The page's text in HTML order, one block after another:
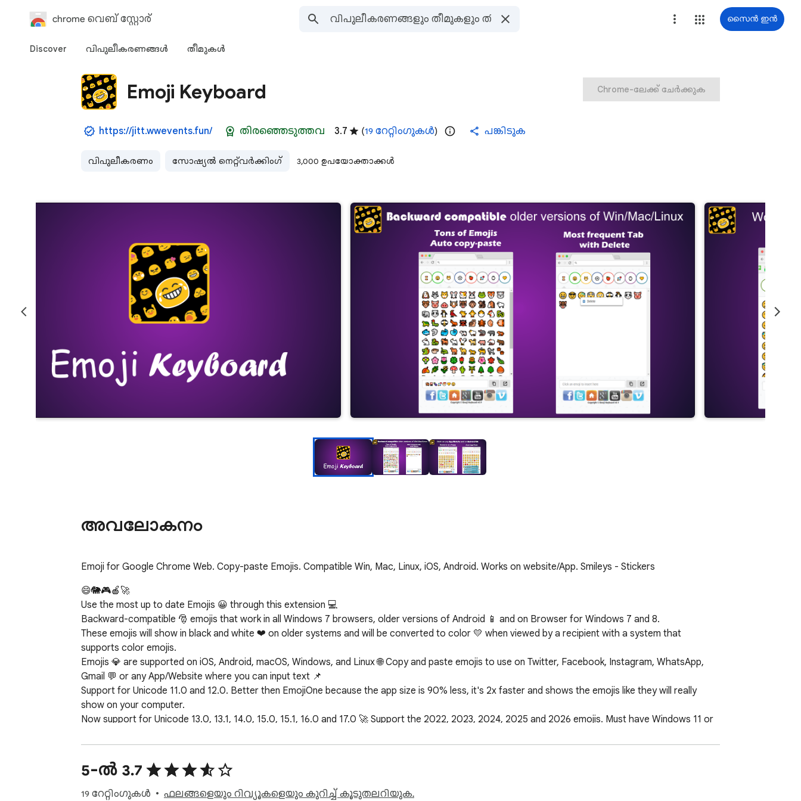
chrome വെബ് സ്റ്റോര്‍ സൈൻ ഇൻ
Discover വിപുലീകരണങ്ങള്‍ തീമുകള്‍‌
Emoji Keyboard
https://jitt.wwevents.fun/ തിരഞ്ഞെടുത്തവ 3.7 (19 റേറ്റിംഗുകൾ) പങ്കിടുക
വിപുലീകരണം സോഷ്യൽ നെറ്റ്‌വർക്കിംഗ് 3,000 ഉപയോക്താക്കൾ
Chrome-ലേക്ക് ചേർക്കുക
അവലോകനം
Emoji for Google Chrome Web. Copy-paste Emojis. Compatible Win, Mac, Linux, iOS, Android. Works on website/App. Smileys - Stickers
😄🐘🎮🍎🚀
Use the most up to date Emojis 😀 through this extension 💻
Backward-compatible 🎅 emojis that work in all Windows 7 browsers, older versions of Android 📱 and on Browser for Windows 7 and 8.
These emojis will show in black and white ❤ on older systems and will be converted to color 💛 when viewed by a recipient with a system that
supports color emojis.
Emojis 💎 are supported on iOS, Android, macOS, Windows, and Linux 🌐 Copy and paste emojis to use on Twitter, Facebook, Instagram, WhatsApp,
Gmail 💬 or any App/Website where you can input text 📌
Support for Unicode 11.0 and 12.0. Better then EmojiOne because the app size is 90% less, it's 2x faster and shows the emojis like they will really
show on your computer.
Now support for Unicode 13.0, 13.1, 14.0, 15.0, 15.1, 16.0 and 17.0 🚀 Support the 2022, 2023, 2024, 2025 and 2026 emojis. Must have Windows 11 or
FEATURES
★ Unicode 11.0 and 12.0: Run Windows 7, 10 or newer to see them 🤓
★ Unicode 13.0, 13.1, 14.0, 15.0, 15.1, 16.0 and 17.0: Run Windows 11, MacOS Ventura/Sonoma or newer to see them 🤓
5-ൽ 3.7
19 റേറ്റിംഗുകൾ ഫലങ്ങളെയും റിവ്യൂകളെയും കുറിച്ച് കൂടുതലറിയുക.